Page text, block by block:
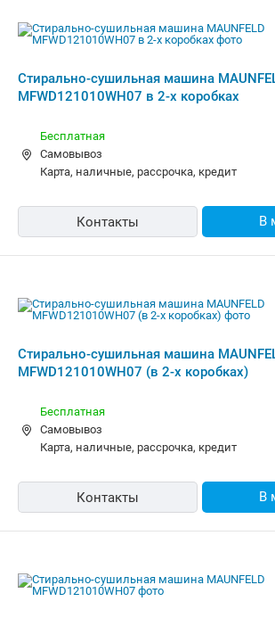
Стирально-сушильная машина
MFWD121010WH07 в 2-х коробках
Бесплатная
Самовывоз
карта, наличные, рассрочка, кредит
Контакты В
Стирально-сушильная машина
MFWD121010WH07 (в 2-х коробках)
Бесплатная
Самовывоз
карта, наличные, рассрочка, кредит
Контакты В